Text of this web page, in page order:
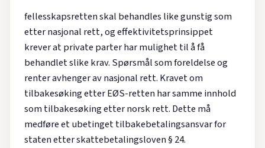
fellesskapsretten skal behandles like gunstig som
etter nasjonal rett, og effektivitetsprinsippet
krever at private parter har mulighet til å få
behandlet slike krav. Spørsmål som foreldelse og
renter avhenger av nasjonal rett. Kravet om
tilbakesøking etter EØS-retten har samme innhold
som tilbakesøking etter norsk rett. Dette må
medføre et ubetinget tilbakebetalingsansvar for
staten etter skattebetalingsloven § 24.